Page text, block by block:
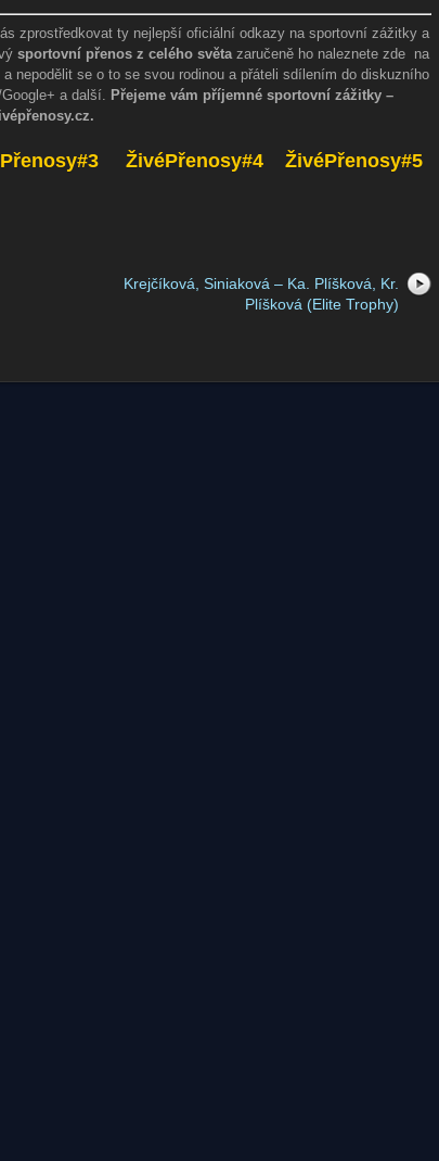
zprostředkovat ty nejlepší oficiální odkazy na sportovní zážitky a
sportovní přenos z celého světazaručeně ho naleznete zde na
nepodělit se o to se svou rodinou a přáteli sdílením do diskuzního
a další. Přejeme vám příjemné sportovní zážitky –
ŽivéPřenosy#4 ŽivéPřenosy#5
Krejčíková, Siniaková – Ka. Plíšková, Kr.
Plíšková (Elite Trophy)